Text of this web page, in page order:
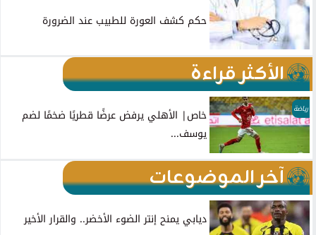
حكم كشف العورة للطبيب عند الضرورة
الأكثر قراءة
رياضة
خاص| الأهلي يرفض عرضًا قطريًا ضخمًا لضم
يوسف...
آخر الموضوعات
ديابي يمنح إنتر الضوء الأخضر.. والقرار الأخير